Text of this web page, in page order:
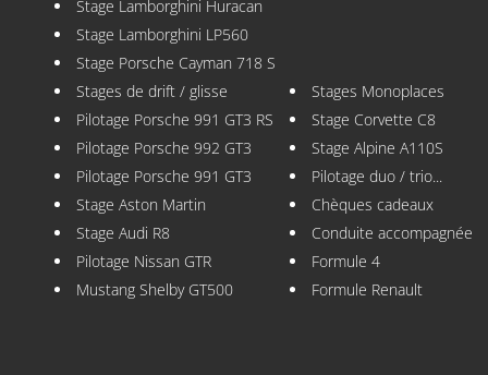
Stage Lamborghini Huracan
Stage Lamborghini LP560
Stage Porsche Cayman 718 S
Stages de drift / glisse
Pilotage Porsche 991 GT3 RS
Pilotage Porsche 992 GT3
Pilotage Porsche 991 GT3
Stage Aston Martin
Stage Audi R8
Pilotage Nissan GTR
Mustang Shelby GT500
Stages Monoplaces
Stage Corvette C8
Stage Alpine A110S
Pilotage duo / trio...
Chèques cadeaux
Conduite accompagnée
Formule 4
Formule Renault